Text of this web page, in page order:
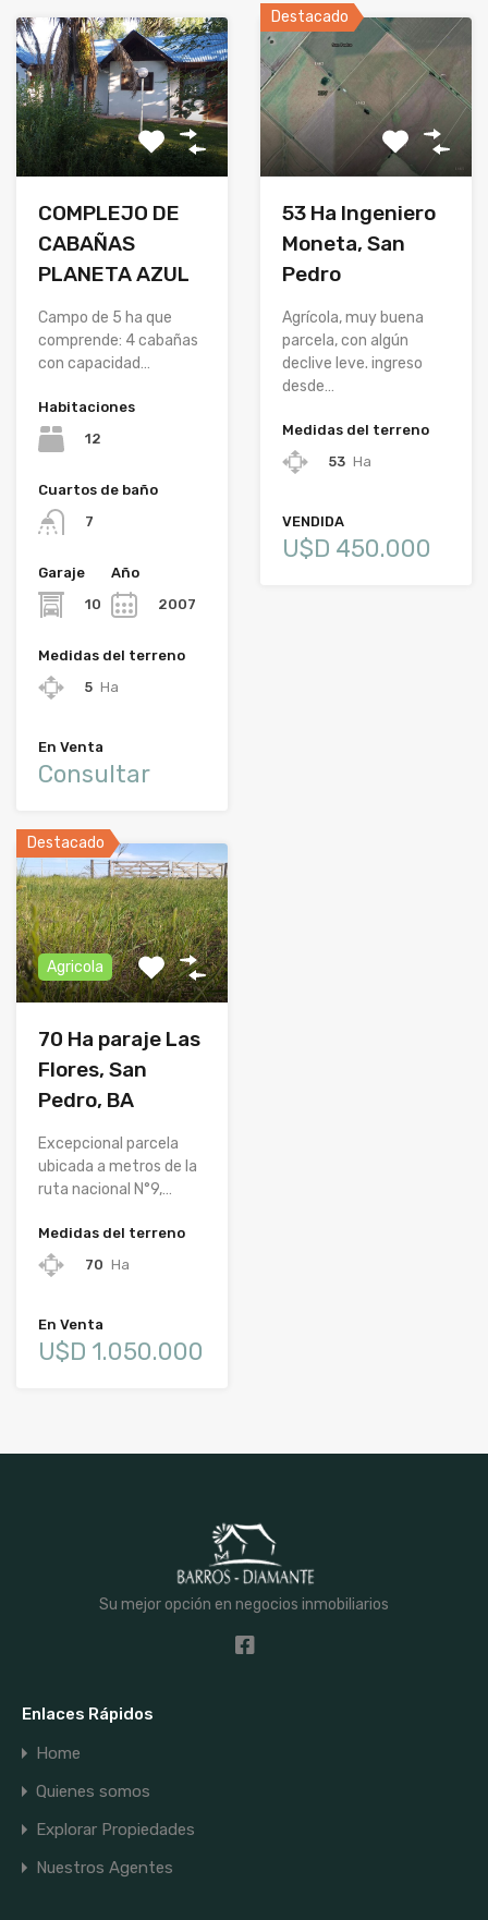
COMPLEJO DE
CABAÑAS
PLANETA AZUL
Campo de 5 ha que
comprende: 4 cabañas
con capacidad…
Habitaciones
12
Cuartos de baño
7
Garaje
10
Año
2007
Medidas del terreno
5 Ha
En Venta
Consultar
Destacado
53 Ha Ingeniero
Moneta, San
Pedro
Agrícola, muy buena
parcela, con algún
declive leve. ingreso
desde…
Medidas del terreno
53 Ha
VENDIDA
U$D 450.000
Destacado
Agricola
70 Ha paraje Las
Flores, San
Pedro, BA
Excepcional parcela
ubicada a metros de la
ruta nacional N°9,…
Medidas del terreno
70 Ha
En Venta
U$D 1.050.000
Su mejor opción en negocios inmobiliarios
Enlaces Rápidos
Home
Quienes somos
Explorar Propiedades
Nuestros Agentes